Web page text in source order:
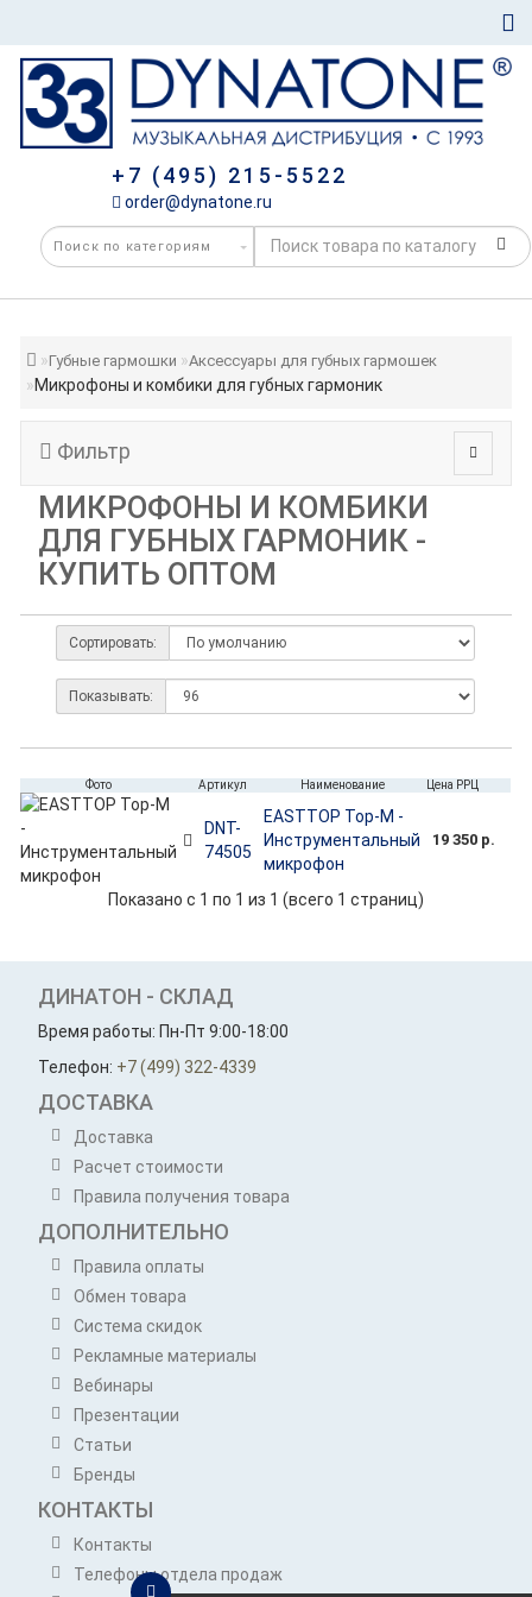
+7 (495) 215-5522
order@dynatone.ru
Губные гармошки Аксессуары для губных гармошек
Микрофоны и комбики для губных гармоник
Фильтр
МИКРОФОНЫ И КОМБИКИ
ДЛЯ ГУБНЫХ ГАРМОНИК -
КУПИТЬ ОПТОМ
Сортировать:
Показывать:
Фото Артикул Наименование Цена РРЦ
DNT-
74505
EASTTOP Top-M -
Инструментальный
микрофон
19 350 р.
Показано с 1 по 1 из 1 (всего 1 страниц)
ДИНАТОН - СКЛАД
Время работы: Пн-Пт 9:00-18:00
Телефон: +7 (499) 322-4339
ДОСТАВКА
Доставка
Расчет стоимости
Правила получения товара
ДОПОЛНИТЕЛЬНО
Правила оплаты
Обмен товара
Система скидок
Рекламные материалы
Вебинары
Презентации
Статьи
Бренды
КОНТАКТЫ
Контакты
Телефоны отдела продаж